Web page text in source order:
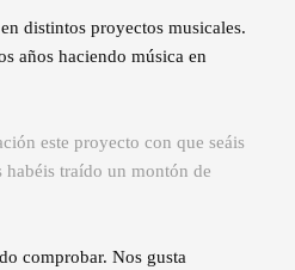
distintos proyectos musicales.
años haciendo música en
este proyecto con que seáis
habéis traído un montón de
comprobar. Nos gusta